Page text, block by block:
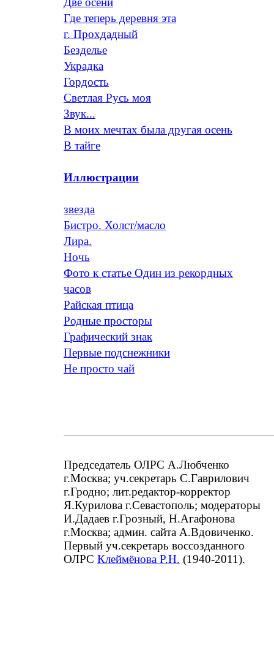
Где теперь деревня эта
г. Прохдадный
Безделье
Украдка
Гордость
Светлая Русь моя
Звук...
В моих мечтах была другая осень
В тайге
Иллюстрации
звезда
Бистро. Холст/масло
Лира.
Ночь
Фото к статье Один из рекордных
часов
Райская птица
Родные просторы
Графический знак
Первые подснежники
Не просто чай
Председатель ОЛРС А.Любченко
г.Москва; уч.секретарь С.Гаврилович
г.Гродно; лит.редактор-корректор
Я.Курилова г.Севастополь; модераторы
И.Дадаев г.Грозный, Н.Агафонова
г.Москва; админ. сайта А.Вдовиченко.
Первый уч.секретарь воссозданного
ОЛРС Клеймёнова Р.Н. (1940-2011).